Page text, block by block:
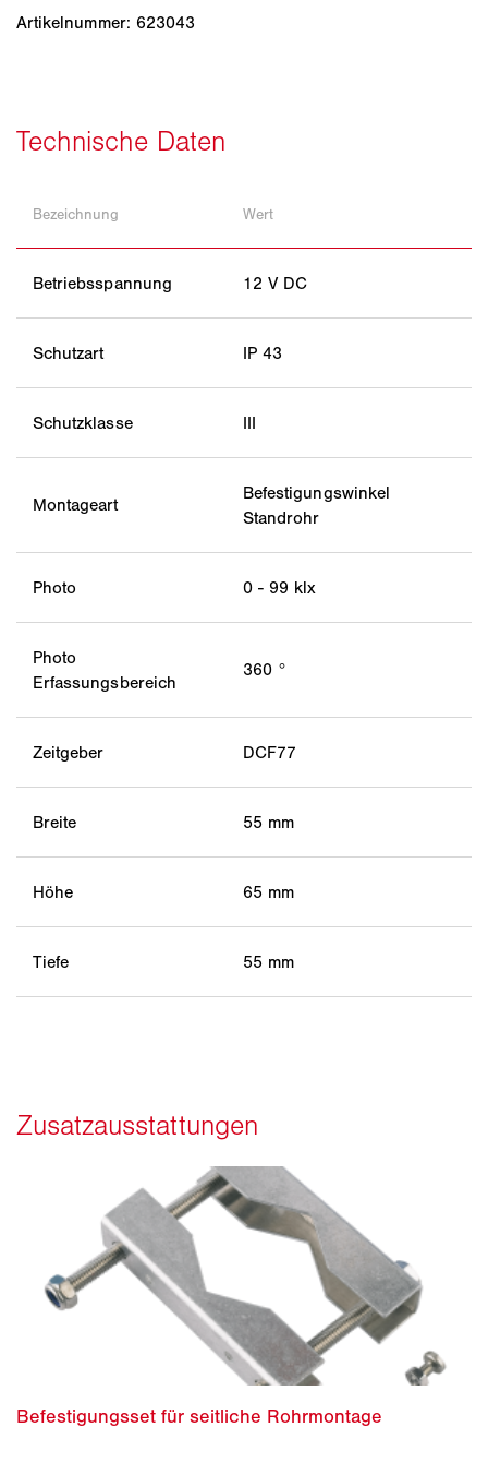
Artikelnummer: 623043
Bezeichnung Wert
Betriebsspannung 12 V DC
Schutzart IP 43
Schutzklasse III
Montageart
Befestigungswinkel
Standrohr
Photo 0 - 99 klx
Photo
Erfassungsbereich
360 °
Zeitgeber DCF77
Breite 55 mm
Höhe 65 mm
Tiefe 55 mm